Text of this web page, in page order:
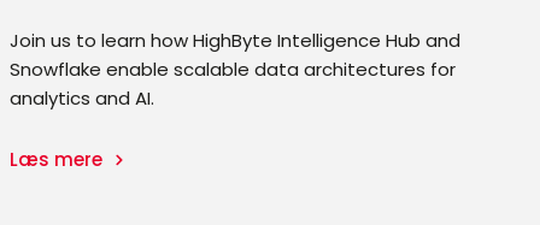
Join us to learn how HighByte Intelligence Hub and
Snowflake enable scalable data architectures for
analytics and AI.
Læs mere